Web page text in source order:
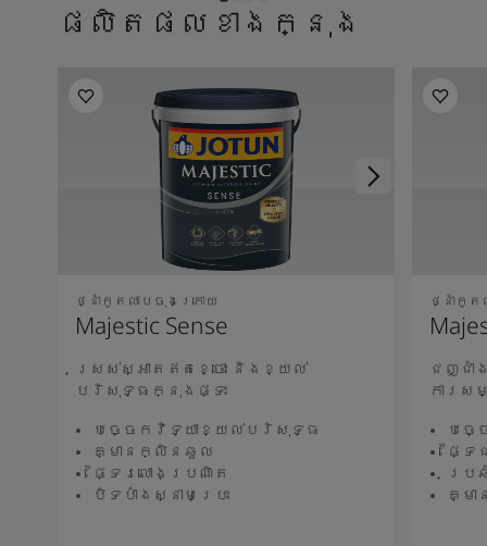
ផលិតផលខាងក្នុង
ថ្នាំកូតលាបចុងក្រោយ
Majestic Sense
ស្រស់ស្អាតឥតខ្ចោះ និងខ្យល់
បរិសុទ្ធក្នុងផ្ទះ
បច្ចេកវិទ្យាខ្យល់បរិសុទ្ធ
គ្មានក្លិនឆួល
ផ្ទៃរលោងប្រណិត
បិទបាំងស្នាមប្រេះ
ថ្នាំកូត
ជញ្ជាំ
ការស
បច្
ផ្ទ
ប្រ
គ្ម